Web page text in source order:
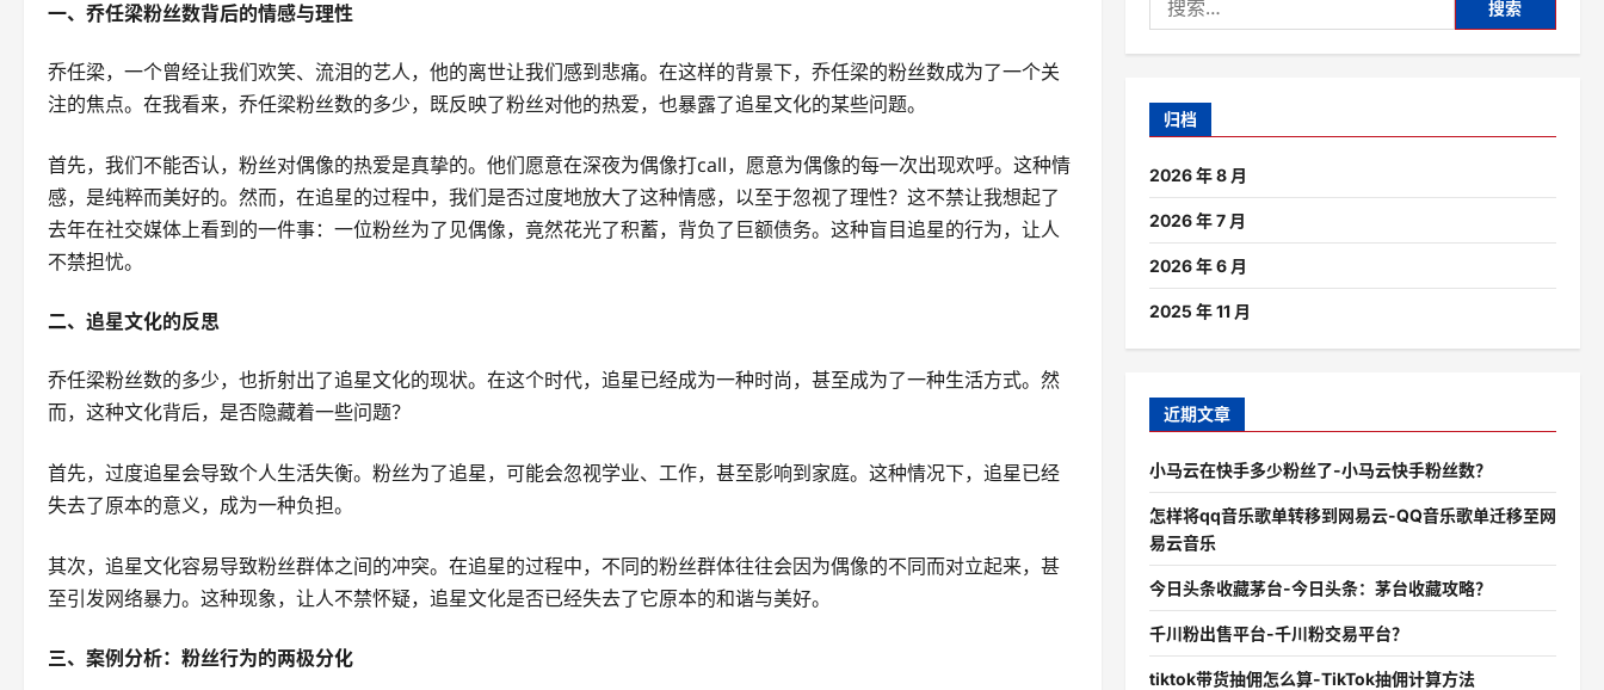
一、乔任梁粉丝数背后的情感与理性
乔任梁，一个曾经让我们欢笑、流泪的艺人，他的离世让我们感到悲痛。在这样的背景下，乔任梁的粉丝数成为了一个关
注的焦点。在我看来，乔任梁粉丝数的多少，既反映了粉丝对他的热爱，也暴露了追星文化的某些问题。
首先，我们不能否认，粉丝对偶像的热爱是真挚的。他们愿意在深夜为偶像打call，愿意为偶像的每一次出现欢呼。这种情
感，是纯粹而美好的。然而，在追星的过程中，我们是否过度地放大了这种情感，以至于忽视了理性？这不禁让我想起了
去年在社交媒体上看到的一件事：一位粉丝为了见偶像，竟然花光了积蓄，背负了巨额债务。这种盲目追星的行为，让人
不禁担忧。
二、追星文化的反思
乔任梁粉丝数的多少，也折射出了追星文化的现状。在这个时代，追星已经成为一种时尚，甚至成为了一种生活方式。然
而，这种文化背后，是否隐藏着一些问题？
首先，过度追星会导致个人生活失衡。粉丝为了追星，可能会忽视学业、工作，甚至影响到家庭。这种情况下，追星已经
失去了原本的意义，成为一种负担。
其次，追星文化容易导致粉丝群体之间的冲突。在追星的过程中，不同的粉丝群体往往会因为偶像的不同而对立起来，甚
至引发网络暴力。这种现象，让人不禁怀疑，追星文化是否已经失去了它原本的和谐与美好。
三、案例分析：粉丝行为的两极分化
索：
归档
2026 年 8 月
2026 年 7 月
2026 年 6 月
2025 年 11 月
近期文章
小马云在快手多少粉丝了-小马云快手粉丝数？
怎样将qq音乐歌单转移到网易云-QQ音乐歌单迁移至网
易云音乐
今日头条收藏茅台-今日头条：茅台收藏攻略？
千川粉出售平台-千川粉交易平台？
tiktok带货抽佣怎么算-TikTok抽佣计算方法